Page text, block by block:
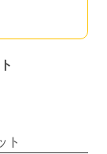
ト